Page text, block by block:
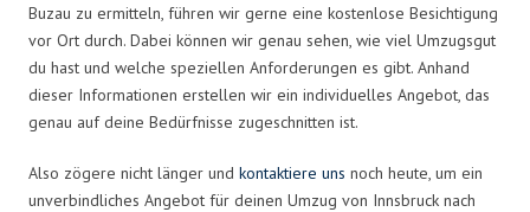
Buzau zu ermitteln, führen wir gerne eine kostenlose Besichtigung
vor Ort durch. Dabei können wir genau sehen, wie viel Umzugsgut
du hast und welche speziellen Anforderungen es gibt. Anhand
dieser Informationen erstellen wir ein individuelles Angebot, das
genau auf deine Bedürfnisse zugeschnitten ist.
Also zögere nicht länger und kontaktiere uns noch heute, um ein
unverbindliches Angebot für deinen Umzug von Innsbruck nach